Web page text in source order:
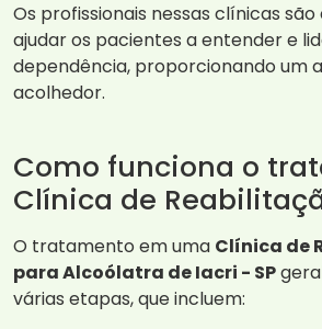
Os profissionais nessas clínicas
ajudar os pacientes a entender e
dependência, proporcionando um
acolhedor.
Como funciona o
Clínica de
O tratamento em uma Clínica de
para Alcoólatra de Iacri - SP
várias etapas, que incluem: